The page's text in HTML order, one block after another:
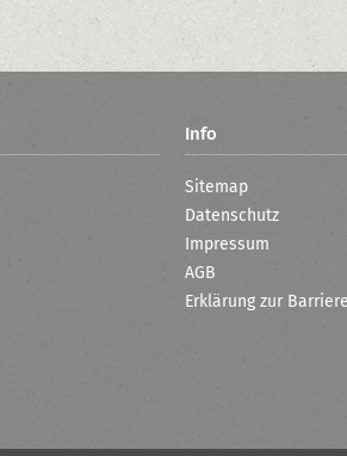
Info
Sitemap
Datenschutz
Impressum
AGB
Erklärung zur